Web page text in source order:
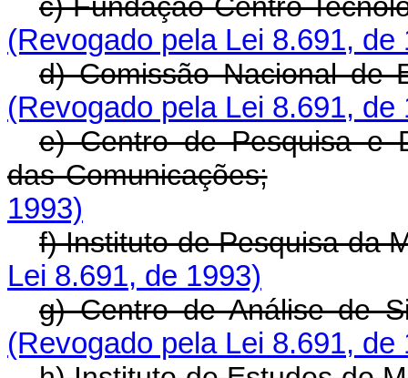
(Revogado pela Lei 8.691, de
d) Comissão Nacional de
(Revogado pela Lei 8.691, de
e) Centro de Pesquisa e
das Comunicações;
1993)
f) Instituto de Pesquisa da
Lei 8.691, de 1993)
g) Centro de Análise de
(Revogado pela Lei 8.691, de